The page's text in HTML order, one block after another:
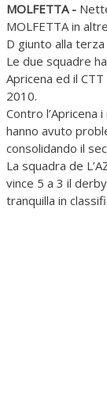
MOLFETTA -
MOLFETTA in
D giunto alla
Le due squadre
Apricena ed il
2010.
Contro l’Apricena
hanno avuto
consolidando il
La squadra de
vince 5 a 3 il
tranquilla in